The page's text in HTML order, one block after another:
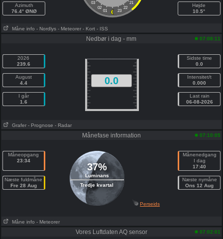
Azimuth
76.4° ØNØ
03
21
02
22
01 23
Højde
10.5°
Måne info - Nordlys - Meteorer - Kort - ISS
Nedbør i dag - mm 07:08:11
2026
239.6
August
4.4
I går
1.6
0.0
Sidste time
0.0
Intensitet/t
0.000
Last rain
06-08-2026
Grafer - Prognose - Radar
Månefase information 07:10:05
Måneopgang
23:34
Næste fuldmåne
Fre 28 Aug
37%
Luminans
Tredje kvartal
Månenedgang
I dag
17:40
Næste nymåne
Ons 12 Aug
Perseids
Måne info - Meteorer
Vores Luftdaten AQ sensor 07:02:01